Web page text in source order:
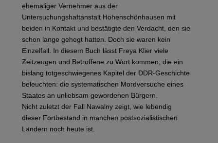
ehemaliger Vernehmer aus der
Untersuchungshaftanstalt Hohenschönhausen mit
beiden in Kontakt und bestätigte den Verdacht, den sie
schon lange gehegt hatten. Doch sie waren kein
Einzelfall. In diesem Buch lässt Freya Klier viele
Zeitzeugen und Betroffene zu Wort kommen, die ein
bislang totgeschwiegenes Kapitel der DDR-Geschichte
beleuchten: die systematischen Mordversuche eines
Staates an unliebsam gewordenen Bürgern.
Nicht zuletzt der Fall Nawalny zeigt, wie lebendig
dieser Fortbestand in manchen postsozialistischen
Ländern noch heute ist.